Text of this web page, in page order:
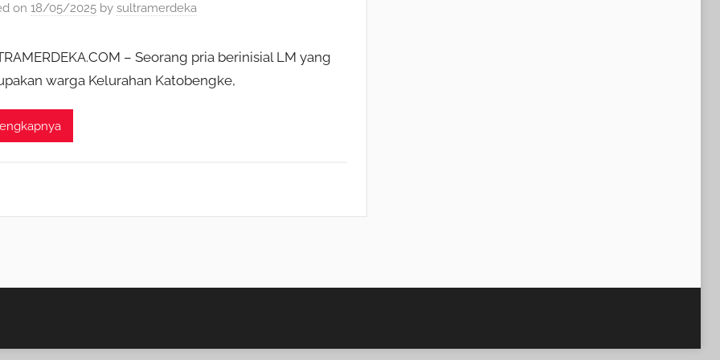
on 18/05/2025by sultramerdeka
– Seorang pria berinisial LM yang
warga Kelurahan Katobengke,